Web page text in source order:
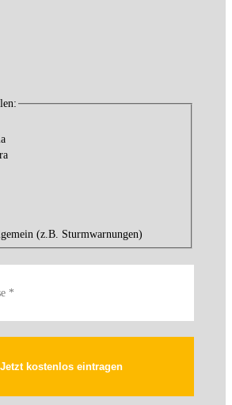
(z.B. Sturmwarnungen)